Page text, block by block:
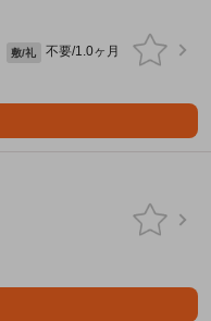
敷/礼
不要/1.0ヶ月